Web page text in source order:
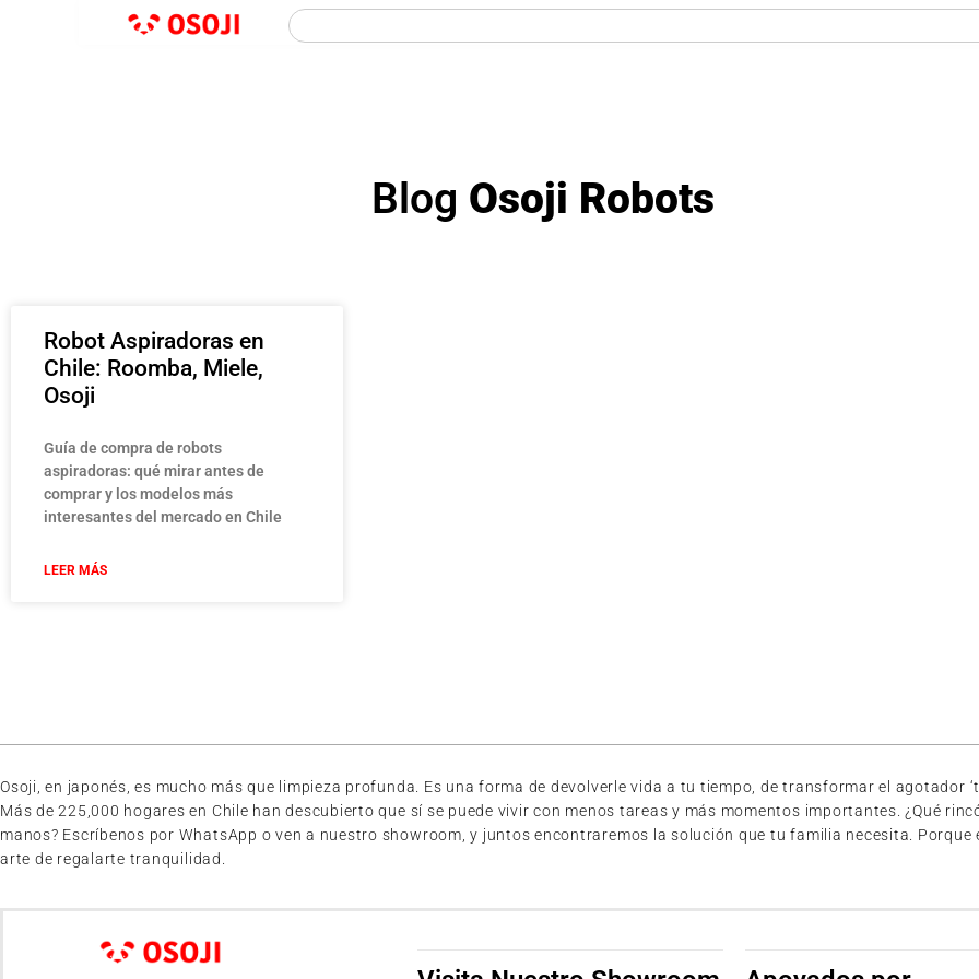
Blog Osoji Robots
Robot Aspiradoras en
Chile: Roomba, Miele,
Osoji
Guía de compra de robots
aspiradoras: qué mirar antes de
comprar y los modelos más
interesantes del mercado en Chile
LEER MÁS
Osoji, en japonés, es mucho más que limpieza profunda. Es una forma de devolverle vida a tu tiempo, de transformar el agotador
Más de 225,000 hogares en Chile han descubierto que sí se puede vivir con menos tareas y más momentos importantes. ¿Qué
manos? Escríbenos por WhatsApp o ven a nuestro showroom, y juntos encontraremos la solución que tu familia necesita. Porque
arte de regalarte tranquilidad.